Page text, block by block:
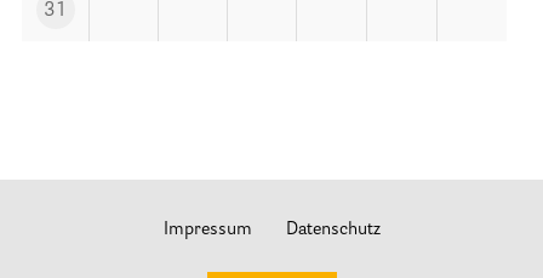
31
Impressum Datenschutz